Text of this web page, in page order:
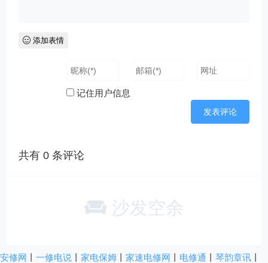
添加表情
记住用户信息
共有0 条评论
沙发空余
安修网 一修电说 家电保姆 家速电修网 电修通 琴韵章讯